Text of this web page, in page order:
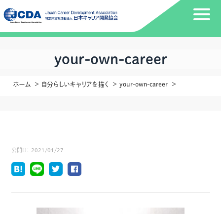
your-own-career
ホーム 自分らしいキャリアを描く your-own-career
公開日： 2021/01/27